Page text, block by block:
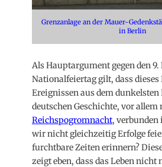
Grenzanlage an der Mauer-
in Berlin
Als Hauptargument gegen den 9.
Nationalfeiertag gilt, dass
Ereignissen aus dem dunkelsten
deutschen Geschichte, vor allem
Reichspogromnacht, verbunden
wir nicht gleichzeitig Erfolge
furchtbare Zeiten erinnern?
zeigt eben, dass das Leben nicht